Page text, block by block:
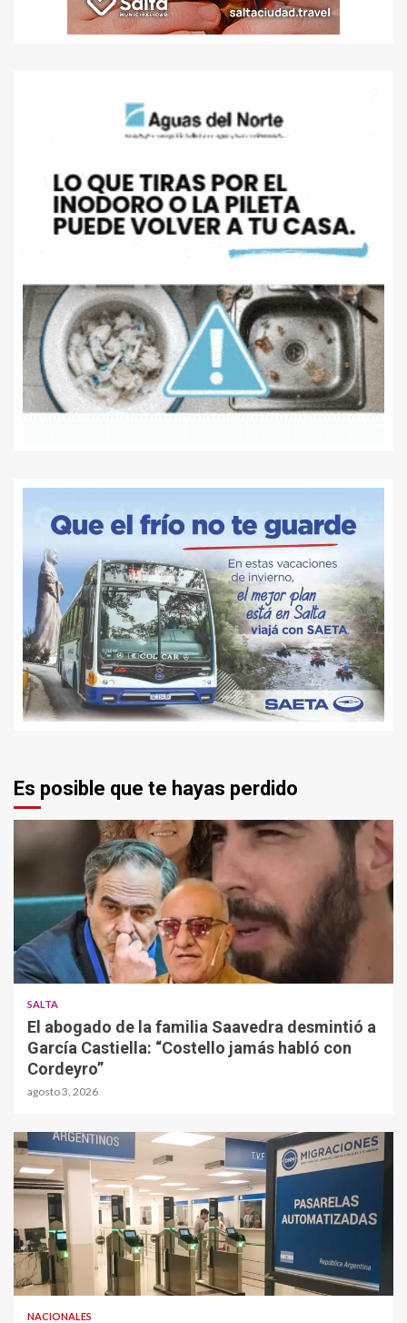
Es posible que te hayas perdido
SALTA
El abogado de la familia Saavedra desmintió a
García Castiella: “Costello jamás habló con
Cordeyro”
agosto 3, 2026
NACIONALES